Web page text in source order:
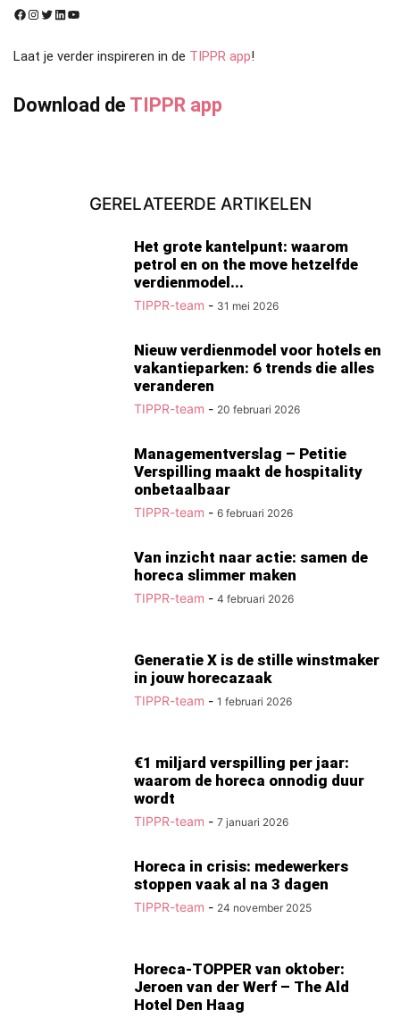
Facebook
Instagram
Twitter
LinkedIn
YouTube
Laat je verder inspireren in de TIPPR app!
Download de TIPPR app
GERELATEERDE ARTIKELEN
Het grote kantelpunt: waarom
petrol en on the move hetzelfde
verdienmodel...
TIPPR-team - 31 mei 2026
Nieuw verdienmodel voor hotels en
vakantieparken: 6 trends die alles
veranderen
TIPPR-team - 20 februari 2026
Managementverslag – Petitie
Verspilling maakt de hospitality
onbetaalbaar
TIPPR-team - 6 februari 2026
Van inzicht naar actie: samen de
horeca slimmer maken
TIPPR-team - 4 februari 2026
Generatie X is de stille winstmaker
in jouw horecazaak
TIPPR-team - 1 februari 2026
€1 miljard verspilling per jaar:
waarom de horeca onnodig duur
wordt
TIPPR-team - 7 januari 2026
Horeca in crisis: medewerkers
stoppen vaak al na 3 dagen
TIPPR-team - 24 november 2025
Horeca-TOPPER van oktober:
Jeroen van der Werf – The Ald
Hotel Den Haag